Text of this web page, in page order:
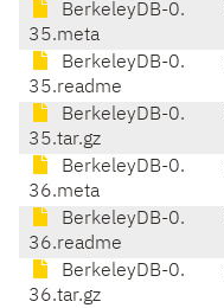
BerkeleyDB-0.
35.meta
BerkeleyDB-0.
35.readme
BerkeleyDB-0.
35.tar.gz
BerkeleyDB-0.
36.meta
BerkeleyDB-0.
36.readme
BerkeleyDB-0.
36.tar.gz